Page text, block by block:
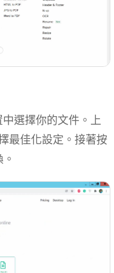
選擇你的文件。上
最佳化設定。接著按